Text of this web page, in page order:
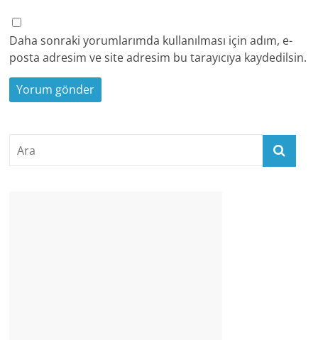
Daha sonraki yorumlarımda kullanılması için adım, e-
posta adresim ve site adresim bu tarayıcıya kaydedilsin.